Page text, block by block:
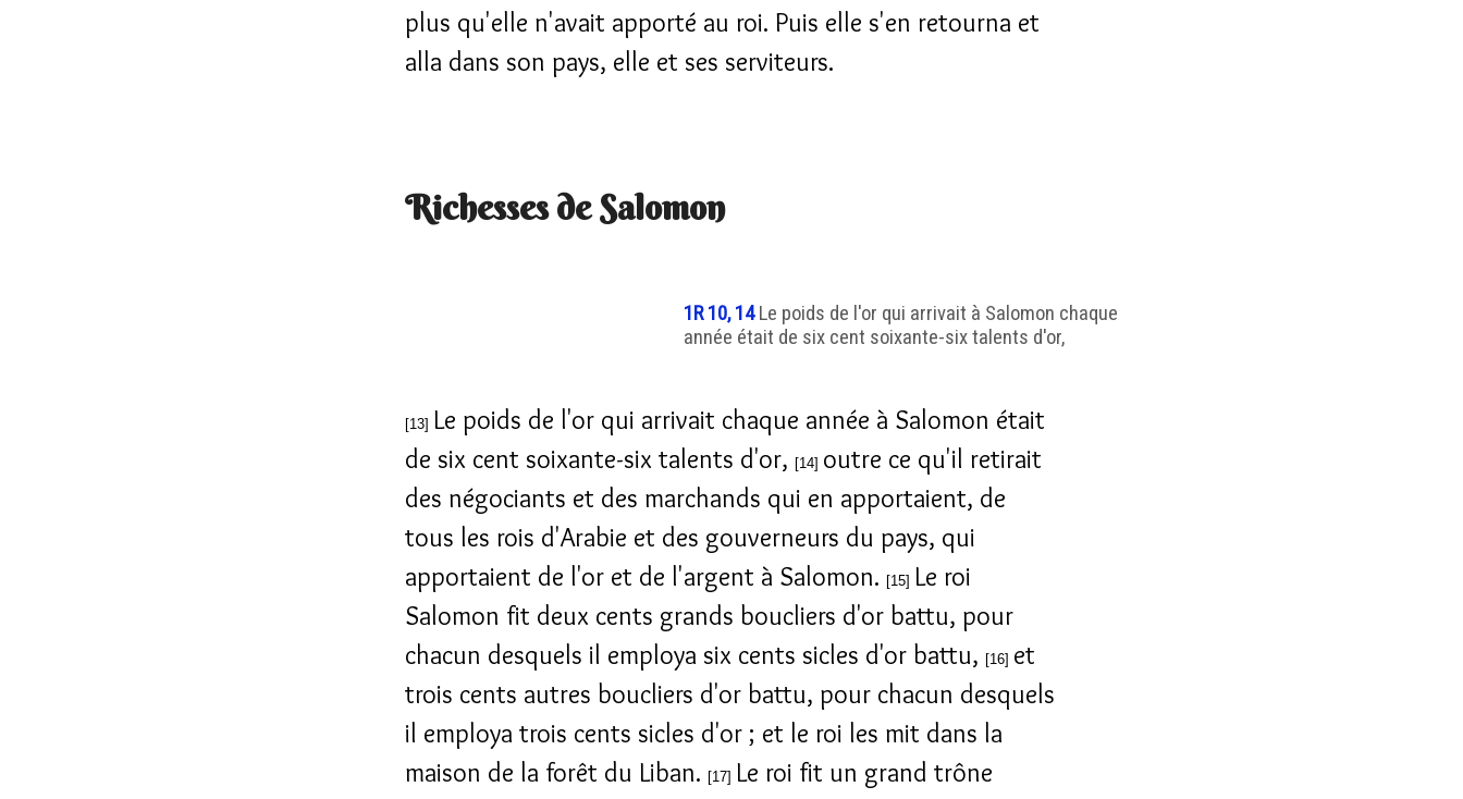
plus qu'elle n'avait apporté au roi. Puis elle s'en retourna et
alla dans son pays, elle et ses serviteurs.
Richesses de Salomon
1R 10, 14Le poids de l'or qui arrivait à Salomon chaque
année était de six cent soixante-six talents d'or,
[13] Le poids de l'or qui arrivait chaque année à Salomon était
de six cent soixante-six talents d'or, [14] outre ce qu'il retirait
des négociants et des marchands qui en apportaient, de
tous les rois d'Arabie et des gouverneurs du pays, qui
apportaient de l'or et de l'argent à Salomon. [15] Le roi
Salomon fit deux cents grands boucliers d'or battu, pour
chacun desquels il employa six cents sicles d'or battu, [16] et
trois cents autres boucliers d'or battu, pour chacun desquels
il employa trois cents sicles d'or ; et le roi les mit dans la
maison de la forêt du Liban. [17] Le roi fit un grand trône